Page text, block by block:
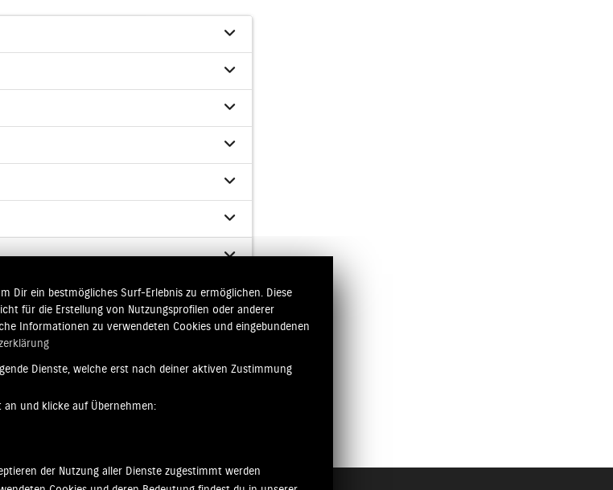
Dir ein bestmögliches Surf-Erlebnis zu ermöglichen. Diese
für die Erstellung von Nutzungsprofilen oder anderer
Informationen zu verwendeten Cookies und eingebundenen
Dienste, welche erst nach deiner aktiven Zustimmung
an und klicke auf Übernehmen:
der Nutzung aller Dienste zugestimmt werden